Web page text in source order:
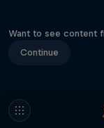
Want to see content
Continue